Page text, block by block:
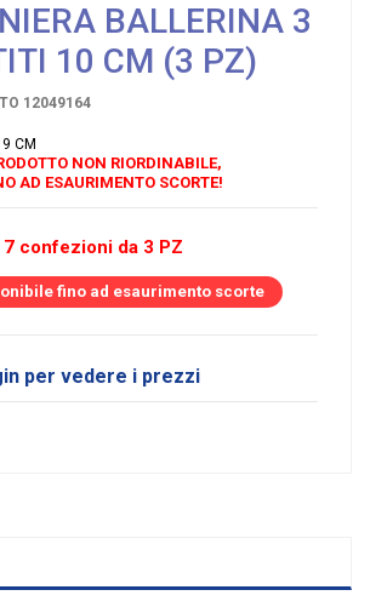
BALLERINA 3
10 CM (3 PZ)
12049164
CM
NON RIORDINABILE,
AD ESAURIMENTO SCORTE!
7 confezioni da 3 PZ
fino ad esaurimento scorte
per vedere i prezzi